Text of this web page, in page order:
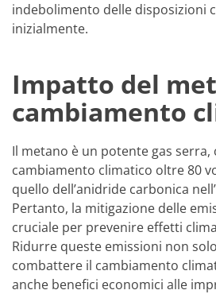
indebolimento delle disposizioni
inizialmente.
Impatto del
cambiamento
Il metano è un potente gas
cambiamento climatico oltre 80
quello dell’anidride carbonica
Pertanto, la mitigazione delle
cruciale per prevenire effetti
Ridurre queste emissioni non
combattere il cambiamento
anche benefici economici alle